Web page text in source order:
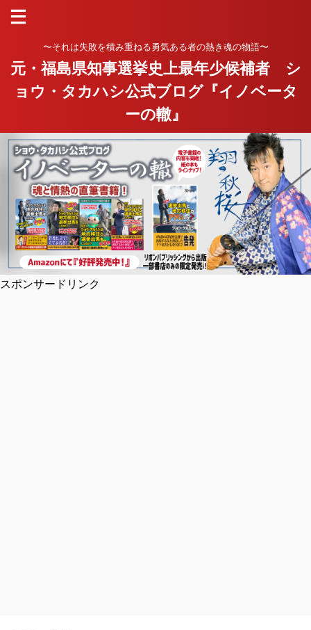
〜それは失敗を積み重ねる勇気ある者の熱き魂の物語〜
元・福島県知事選挙史上最年少候補者 シ
ョウ・タカハシ公式ブログ『イノベータ
ーの轍』
スポンサードリンク